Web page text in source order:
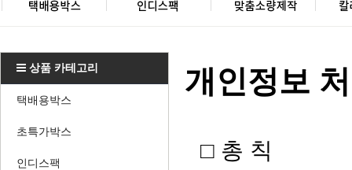
상품 카테고리
택배용박스
초특가박스
인디스팩
개인정보
​□ 총 칙